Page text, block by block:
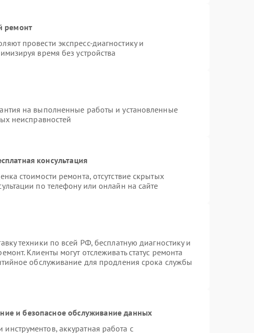
ремонт
провести экспресс-диагностику и
время без устройства
на выполненные работы и установленные
неисправностей
консультация
стоимости ремонта, отсутствие скрытых
по телефону или онлайн на сайте
техники по всей РФ, бесплатную диагностику и
Клиенты могут отслеживать статус ремонта
обслуживание для продления срока службы
и безопасное обслуживание данных
аккуратная работа с